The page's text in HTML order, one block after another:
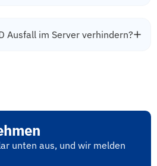
Ausfall im Server verhindern?
unten aus, und wir melden